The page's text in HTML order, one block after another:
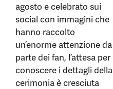
agosto e celebrato sui
social con immagini che
hanno raccolto
un’enorme attenzione da
parte dei fan, l’attesa per
conoscere i dettagli della
cerimonia è cresciuta